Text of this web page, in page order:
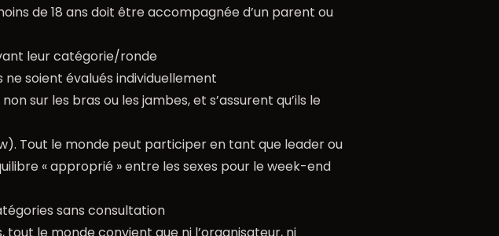
de 18 ans doit être accompagnée d’un parent ou
leur catégorie/ronde
soient évalués individuellement
sur les bras ou les jambes, et s’assurent qu’ils le
Tout le monde peut participer en tant que leader ou
« approprié » entre les sexes pour le week-end
sans consultation